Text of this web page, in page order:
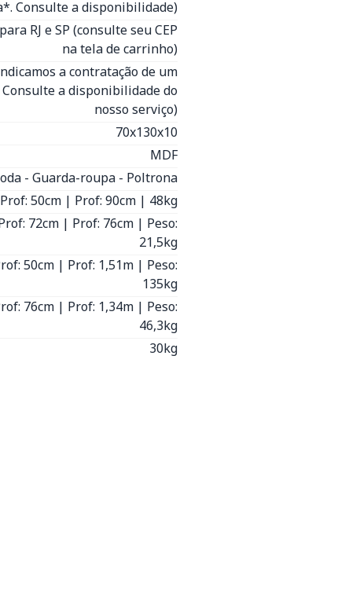
Consulte a disponibilidade)
RJ e SP (consulte seu CEP
na tela de carrinho)
a contratação de um
a disponibilidade do
nosso serviço)
70x130x10
MDF
- Guarda-roupa - Poltrona
50cm | Prof: 90cm | 48kg
72cm | Prof: 76cm | Peso:
21,5kg
50cm | Prof: 1,51m | Peso:
135kg
76cm | Prof: 1,34m | Peso:
46,3kg
30kg